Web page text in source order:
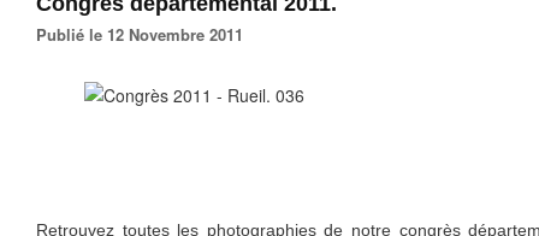
Publié le 12 Novembre 2011
Retrouvez toutes les photographies de notre congrès